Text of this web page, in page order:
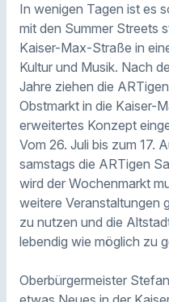
In wenigen Tagen ist es
mit den Summer Streets
Kaiser-Max-Straße in
Kultur und Musik. Nach
Jahre ziehen die
Obstmarkt in die Kaiser-
erweitertes Konzept
Vom 26. Juli bis zum 17.
samstags die ARTigen
wird der Wochenmarkt
weitere Veranstaltungen
zu nutzen und die
lebendig wie möglich zu
Oberbürgermeister